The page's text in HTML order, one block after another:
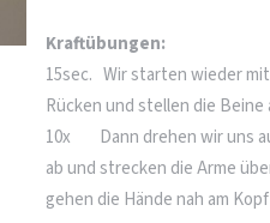
Kraftübungen:
15sec. Wir starten wieder
Rücken und stellen die
10x Dann drehen wir uns
ab und strecken die Arme
gehen die Hände nah am